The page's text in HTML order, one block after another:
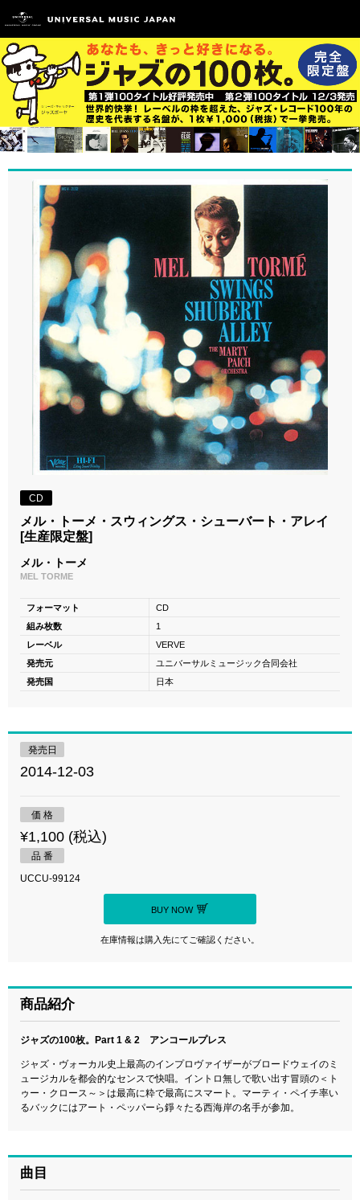
CD
メル・トーメ・スウィングス・シューバート・アレイ
[生産限定盤]
メル・トーメ
MEL TORME
フォーマット
CD
組み枚数
1
レーベル
VERVE
発売元
ユニバーサルミュージック合同会社
発売国
日本
発売日
2014-12-03
価 格
¥1,100 (税込)
品 番
UCCU-99124
BUY NOW
在庫情報は購入先にてご確認ください。
商品紹介
ジャズの100枚。Part 1 & 2 アンコールプレス
ジャズ・ヴォーカル史上最高のインプロヴァイザーがブロードウェイのミ
ュージカルを都会的なセンスで快唱。イントロ無しで歌い出す冒頭の＜ト
ゥー・クロース～＞は最高に粋で最高にスマート。マーティ・ペイチ率い
るバックにはアート・ペッパーら錚々たる西海岸の名手が参加。
曲目